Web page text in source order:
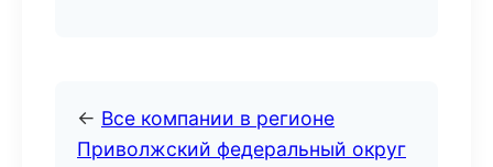
← Все компании в регионе
Приволжский федеральный округ